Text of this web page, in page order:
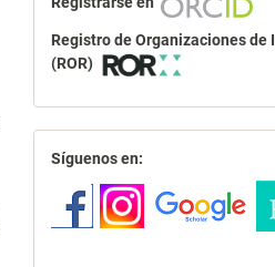
Registro de Organizaciones de
(ROR)
redes
Síguenos en: